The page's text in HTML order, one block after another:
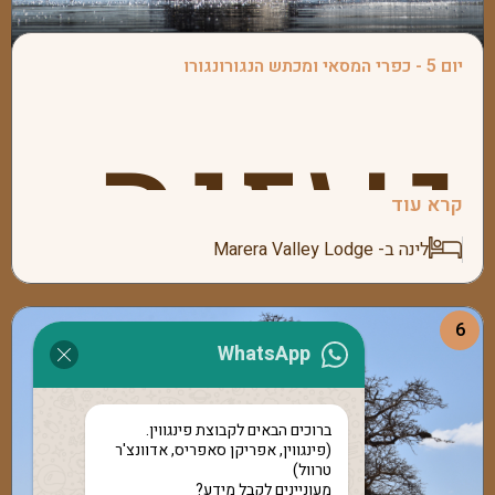
בין
נצא
יום 5 - כפרי המסאי ומכתש הנגורונגורו
נעזוב
קרא עוד
לינה ב- Marera Valley Lodge
6
WhatsApp
ברוכים הבאים לקבוצת פינגווין.
(פינגווין, אפריקן סאפריס, אדוונצ'ר
טרוול)
מעוניינים לקבל מידע?